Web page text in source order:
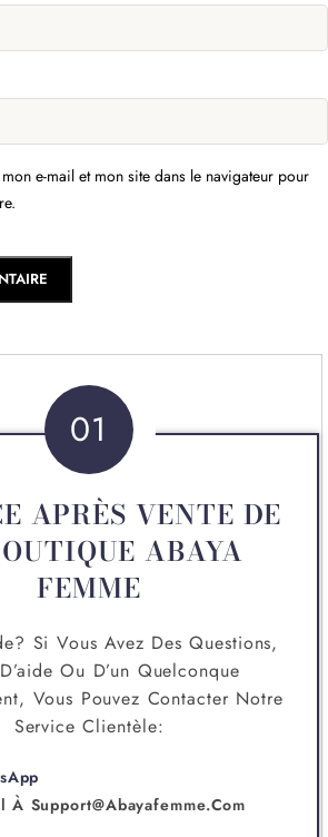
e-mail et mon site dans le navigateur pour
01
APRÈS VENTE DE
ABAYA
FEMME
Si Vous Avez Des Questions,
Ou D’un Quelconque
Vous Pouvez Contacter Notre
Service Clientèle:
À Support@abayafemme.com